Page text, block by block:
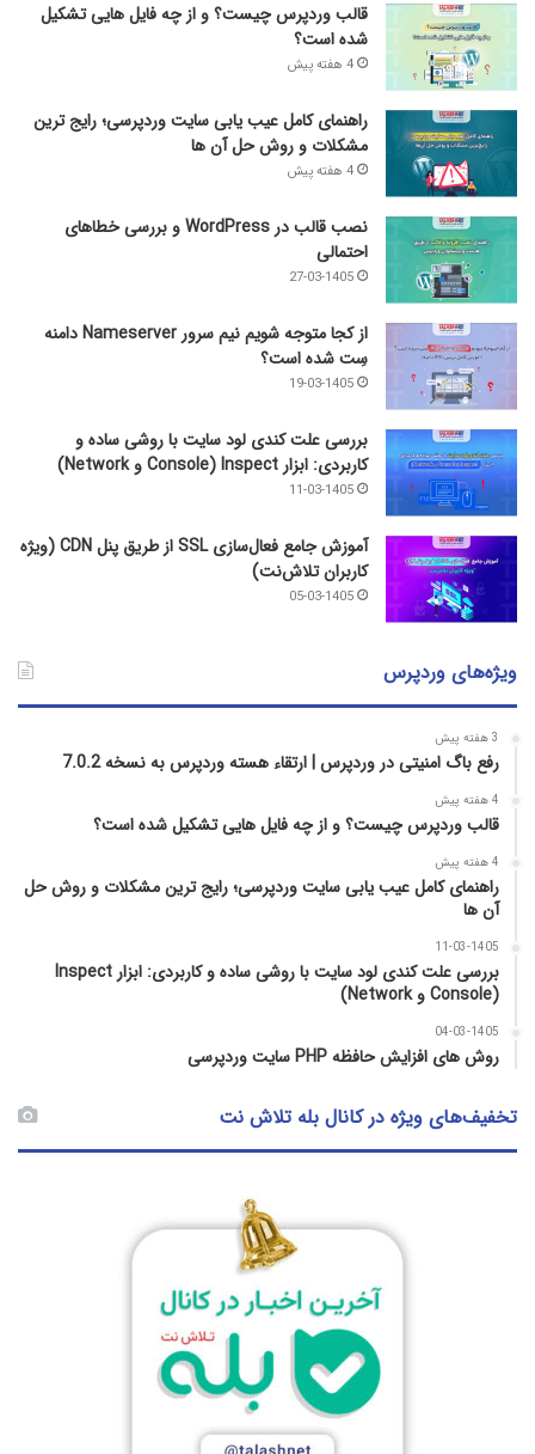
قالب وردپرس چیست؟ و از چه فایل­ هایی تشکیل
شده است؟
4 هفته پیش
راهنمای کامل عیب‌ یابی سایت وردپرسی؛ رایج‌ ترین
مشکلات و روش حل آن‌ ها
4 هفته پیش
نصب قالب در WordPress و بررسی خطاهای
احتمالی
27-03-1405
از کجا متوجه شویم نیم ‌سرور Nameserver دامنه
سِت شده است؟
19-03-1405
بررسی علت کندی لود سایت با روشی ساده و
کاربردی: ابزار Inspect (Console و Network)
11-03-1405
آموزش جامع فعال‌سازی SSL از طریق پنل CDN (ویژه
کاربران تلاش‌نت)
05-03-1405
ویژه‌های وردپرس
3 هفته پیش
رفع باگ امنیتی در وردپرس | ارتقاء هسته وردپرس به نسخه 7.0.2
4 هفته پیش
قالب وردپرس چیست؟ و از چه فایل­ هایی تشکیل شده است؟
4 هفته پیش
راهنمای کامل عیب‌ یابی سایت وردپرسی؛ رایج‌ ترین مشکلات و روش حل
آن‌ ها
11-03-1405
بررسی علت کندی لود سایت با روشی ساده و کاربردی: ابزار Inspect
(Console و Network)
04-03-1405
روش‌ های افزایش حافظه PHP سایت وردپرسی
تخفیف‌های ویژه در کانال بله تلاش نت